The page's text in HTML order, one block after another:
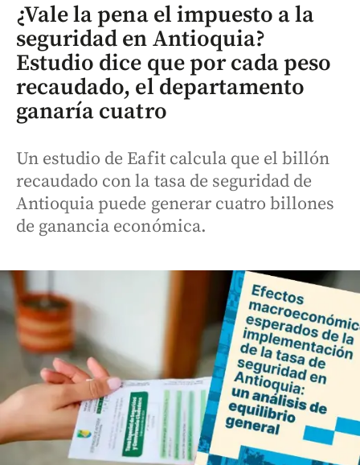
¿Vale la pena el impuesto a la
seguridad en Antioquia?
Estudio dice que por cada peso
recaudado, el departamento
ganaría cuatro
Un estudio de Eafit calcula que el billón
recaudado con la tasa de seguridad de
Antioquia puede generar cuatro billones
de ganancia económica.